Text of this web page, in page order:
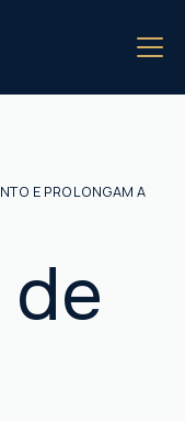
E PROLONGAM A